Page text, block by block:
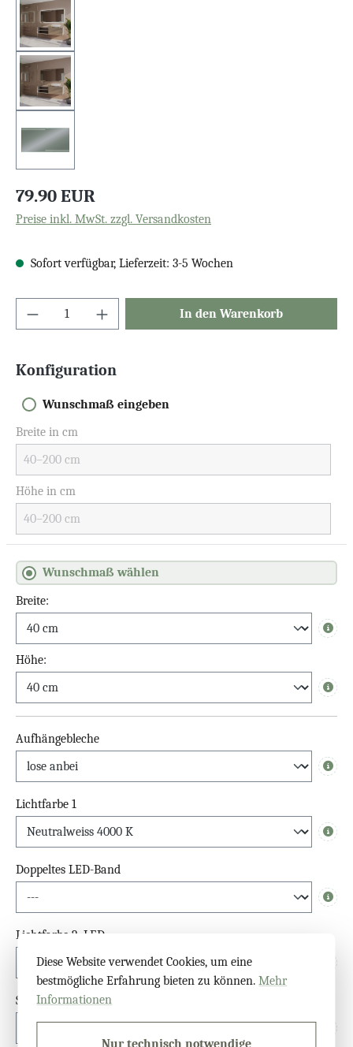
79.90 EUR
Preise inkl. MwSt. zzgl. Versandkosten
Sofort verfügbar, Lieferzeit: 3-5 Wochen
In den Warenkorb
Konfiguration
Wunschmaß eingeben
Breite in cm
Höhe in cm
Wunschmaß wählen
Breite:
Info
Höhe:
Info
Aufhängebleche
Info
Lichtfarbe 1
Info
Doppeltes LED-Band
Info
Lichtfarbe 2. LED
Schalter
Diese Website verwendet Cookies, um eine
bestmögliche Erfahrung bieten zu können.Mehr
Informationen
Nur technisch notwendige